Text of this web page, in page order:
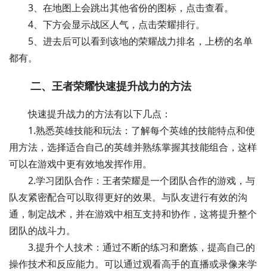
3、在地图上会跳出其他省份的图标，点击查看。
4、下方会显示战区人气，点击荣耀排行。
5、进去后可以看到该地的荣耀战力排名，上榜的名单
都有。
二、王者荣耀快速提升战力的方法
快速提升战力的方法有以下几点：
1.熟悉英雄技能和玩法：了解每个英雄的技能特点和使
用方法，选择适合自己的英雄并熟练掌握其技能组合，这样
可以在游戏中更有效地发挥作用。
2.学习团队合作：王者荣耀是一个团队合作的游戏，与
队友紧密配合可以取得更好的效果。与队友进行有效的沟
通，制定战术，并在游戏中相互支持和协作，这将提升整个
团队的战斗力。
3.提升个人技术：通过不断的练习和磨炼，提高自己的
操作技术和反应能力。可以通过观看高手的直播或录像来学